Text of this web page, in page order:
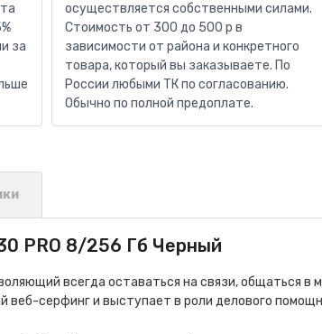
за
осуществляется собственными силами.
Стоимость от 300 до 500 р в
зависимости от района и конкретного
товара, который вы заказываете. По
России любыми ТК по согласованию.
Обычно по полной предоплате.
PRO 8/256 Гб Черный
всегда оставаться на связи, общаться в
веб-серфинг и выступает в роли делового